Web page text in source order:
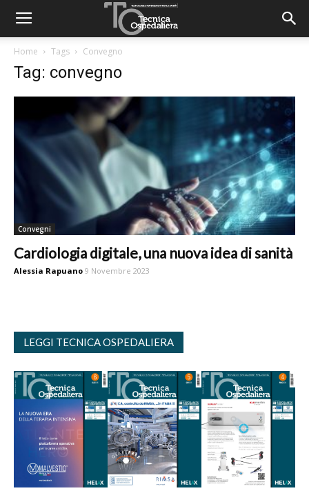
Home Tags Convegno
Tag: convegno
Convegni
Cardiologia digitale, una nuova idea di sanità
Alessia Rapuano 9 Novembre 2023
LEGGI TECNICA OSPEDALIERA